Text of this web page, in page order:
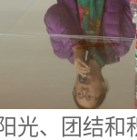
光、团结